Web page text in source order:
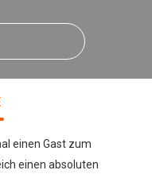
einen Gast zum
einen absoluten